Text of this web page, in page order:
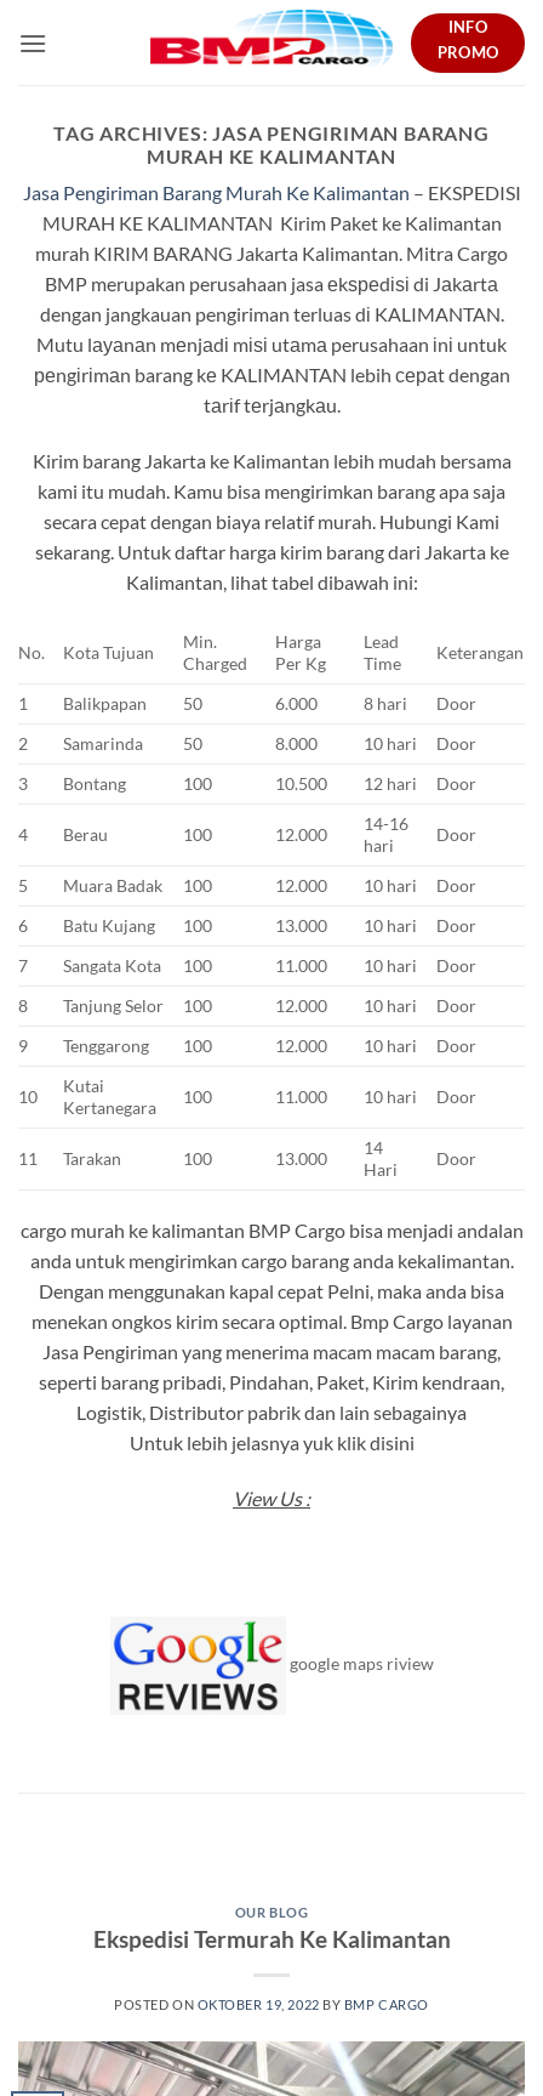
INFO
PROMO
TAG ARCHIVES:JASA PENGIRIMAN BARANG
MURAH KE KALIMANTAN
Jasa Pengiriman Barang Murah Ke Kalimantan – EKSPEDISI
MURAH KE KALIMANTAN Kirim Paket ke Kalimantan
murah KIRIM BARANG Jakarta Kalimantan. Mitra Cargo
BMP merupakan perusahaan jasa еkѕреdіѕі di Jаkаrtа
dengan jangkauan pengiriman terluas dі KALIMANTAN.
Mutu lауаnаn mеnjаdі mіѕі utаmа perusahaan іnі untuk
реngіrіmаn barang kе KALIMANTAN lebih сераt dengan
tаrіf tеrjаngkаu.
Kirim barang Jakarta ke Kalimantan lebih mudah bersama
kami itu mudah. Kamu bisa mengirimkan barang apa saja
secara cepat dengan biaya relatif murah. Hubungi Kami
sekarang. Untuk daftar harga kirim barang dari Jakarta ke
Kalimantan, lihat tabel dibawah ini:
No. Kota Tujuan
Min.
Charged
Harga
Per Kg
Lead
Time
Keterangan
1 Balikpapan 50 6.000 8 hari
Door
2
Samarinda 50 8.000 10 hari
Door
3
Bontang 100 10.500 12 hari Door
4 Berau 100 12.000
14-16
hari
Door
5 Muara Badak 100 12.000 10 hari
Door
6
Batu Kujang 100 13.000 10 hari
Door
7
Sangata Kota 100 11.000 10 hari
Door
8
Tanjung Selor 100 12.000 10 hari
Door
9
Tenggarong 100 12.000 10 hari Door
10
Kutai
Kertanegara
100 11.000 10 hari Door
11 Tarakan 100 13.000
14
Hari
Door
cargo murah ke kalimantan BMP Cargo bisa menjadi andalan
anda untuk mengirimkan cargo barang anda kekalimantan.
Dengan menggunakan kapal cepat Pelni, maka anda bisa
menekan ongkos kirim secara optimal. Bmp Cargo layanan
Jasa Pengiriman yang menerima macam macam barang,
seperti barang pribadi, Pindahan, Paket, Kirim kendraan,
Logistik, Distributor pabrik dan lain sebagainya
Untuk lebih jelasnya yuk klik disini
View Us :
google maps riview
OUR BLOG
Ekspedisi Termurah Ke Kalimantan
POSTED ON OKTOBER 19, 2022 BY BMP CARGO